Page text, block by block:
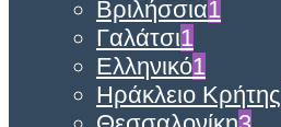
Βριλήσσια1
Γαλάτσι1
Ελληνικό1
Ηράκλειο Κρήτης